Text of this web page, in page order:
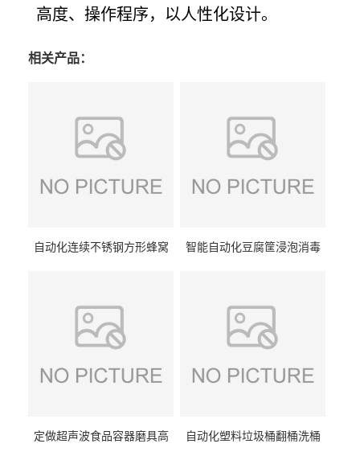
高度、操作程序，以人性化设计。
相关产品：
自动化连续不锈钢方形蜂窝
智能自动化豆腐筐浸泡消毒
定做超声波食品容器磨具高
自动化塑料垃圾桶翻桶洗桶